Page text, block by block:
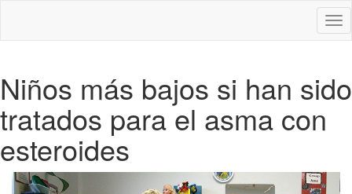
Niños más bajos si han sido
tratados para el asma con
esteroides